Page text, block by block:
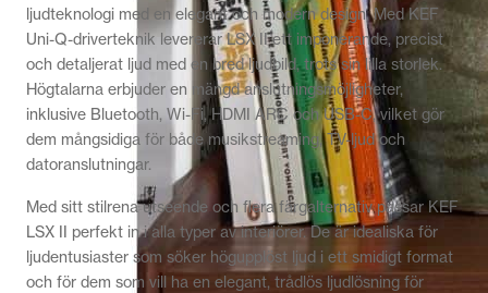
ljudteknologi med en elegant och modern design. Med KEF
Uni-Q-driverteknik levererar LSX II ett imponerande, precist
och detaljerat ljud med en bred ljudbild, trots sin lilla storlek.
Högtalarna erbjuder en mängd anslutningsmöjligheter,
inklusive Bluetooth, Wi-Fi, HDMI ARC och USB-C, vilket gör
dem mångsidiga för både musikstreaming, TV-ljud och
datoranslutningar.
Med sitt stilrena utseende och flera färgalternativ passar KEF
LSX II perfekt in i alla typer av interiörer. De är idealiska för
ljudentusiaster som söker högupplöst ljud i ett smidigt format
och för dem som vill ha en elegant, trådlös ljudlösning för